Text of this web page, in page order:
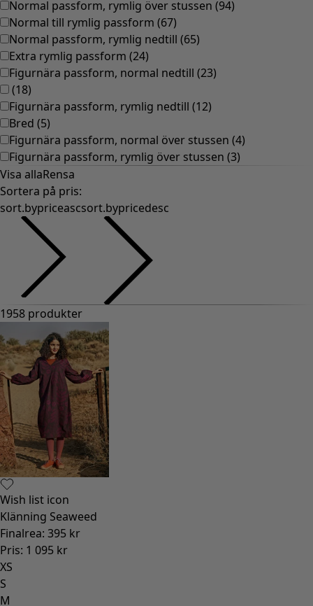
Normal passform, rymlig över stussen (94)
Normal till rymlig passform (67)
Normal passform, rymlig nedtill (65)
Extra rymlig passform (24)
Figurnära passform, normal nedtill (23)
(18)
Figurnära passform, rymlig nedtill (12)
Bred (5)
Figurnära passform, normal över stussen (4)
Figurnära passform, rymlig över stussen (3)
Visa allaRensa
Sortera på pris:
sort.bypriceascsort.bypricedesc
1958 produkter
Wish list icon
Klänning Seaweed
Finalrea: 395 kr
Pris: 1 095 kr
XS
S
M